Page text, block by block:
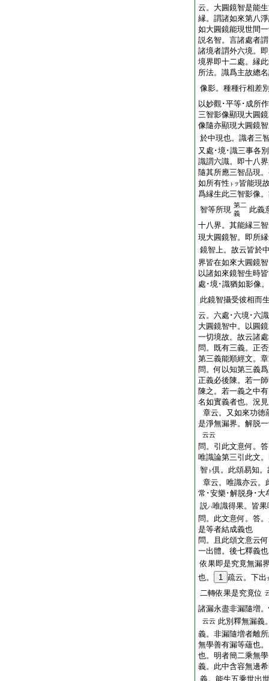
云。大圓鏡智是能
縁。謂諸如來第八
如大圓鏡能現世間
説名智。言諸處者
諸境者謂外六境。
境界即十二處。縁
所法。識爲主故總
像影。種種行相差
以妙觀･平等･成所
三智影像顯現大圓
像隨亦顯現大圓鏡
於中現也。識者三
又處･境･識三事各
識謂六識。即十八
隨其所應三智品現
如所有性 トヲ 皆能現
爲縁生此三智影像
智等所現 第二
義
此義
十八界。其能縁三
現大圓鏡智。即所
鏡智上。故云皆於
界皆在如來大圓鏡智
以諸如來鏡智生時
處･境･識猶如影像
此鏡智攝受彼相而
云。六處･六境･六
大圓鏡智中。以圓
一切境故。故云諸
問。既有三義。正
第三義能順經文。
問。何以知第三義
正義必後陳。若一
陳之。若一義之中
名如實義者也。況
章云。又如來功徳
是淨無漏界。解脱
云云
問。引此文意何。
唯識論第三引此文
智 ト倶。此頌易知
章云。唯識亦云。
常･安樂･解脱身･大
説ハ唯識得果。皆果
問。此文意何。答
是等者結成義也
問。且此頌文意云
一出體。後七釋義
依果即是究竟無漏
也。
1 疏云。下出
二轉依果是究竟位
諸漏永盡非漏隨増
云云 此別釋無漏義
義。非漏隨増者離
無學善有漏等蘊也
也。明者簡二乘無學
義。此中含容無邊
義。能生五乘世出